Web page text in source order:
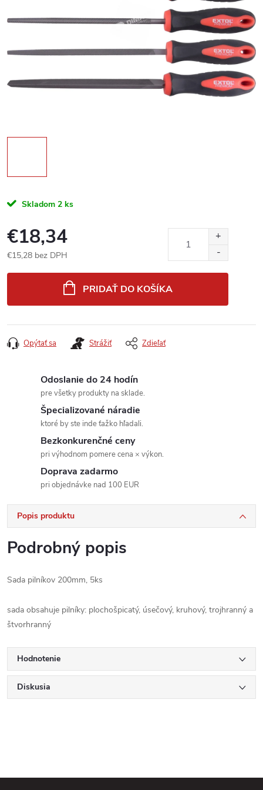
Skladom 2 ks
€18,34
€15,28 bez DPH
PRIDAŤ DO KOŠÍKA
Opýtať sa Strážiť Zdieľať
Odoslanie do 24 hodín
pre všetky produkty na sklade.
Špecializované náradie
ktoré by ste inde ťažko hľadali.
Bezkonkurenčné ceny
pri výhodnom pomere cena × výkon.
Doprava zadarmo
pri objednávke nad 100 EUR
Popis produktu
Podrobný popis
Sada pilníkov 200mm, 5ks
sada obsahuje pilníky: plochošpicatý, úsečový, kruhový, trojhranný a
štvorhranný
Hodnotenie
Diskusia